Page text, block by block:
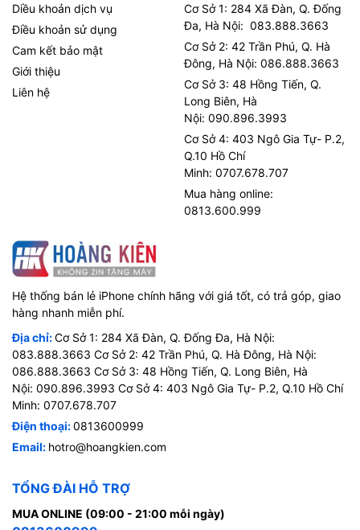
Diều khoản dịch vụ
Điều khoản sử dụng
Cam kết bảo mật
Giới thiệu
Liên hệ
Cơ Sở 1: 284 Xã Đàn, Q. Đống
Đa, Hà Nội: 083.888.3663
Cơ Sở 2: 42 Trần Phú, Q. Hà
Đông, Hà Nội: 086.888.3663
Cơ Sở 3: 48 Hồng Tiến, Q.
Long Biên, Hà
Nội: 090.896.3993
Cơ Sở 4: 403 Ngô Gia Tự- P.2,
Q.10 Hồ Chí
Minh: 0707.678.707
Mua hàng online:
0813.600.999
Hệ thống bán lẻ iPhone chính hãng với giá tốt, có trả góp, giao
hàng nhanh miễn phí.
Địa chỉ:Cơ Sở 1: 284 Xã Đàn, Q. Đống Đa, Hà Nội:
083.888.3663 Cơ Sở 2: 42 Trần Phú, Q. Hà Đông, Hà Nội:
086.888.3663 Cơ Sở 3: 48 Hồng Tiến, Q. Long Biên, Hà
Nội: 090.896.3993 Cơ Sở 4: 403 Ngô Gia Tự- P.2, Q.10 Hồ Chí
Minh: 0707.678.707
Điện thoại:0813600999
Email: hotro@hoangkien.com
TỔNG ĐÀI HỖ TRỢ
MUA ONLINE (09:00 - 21:00 mỗi ngày)